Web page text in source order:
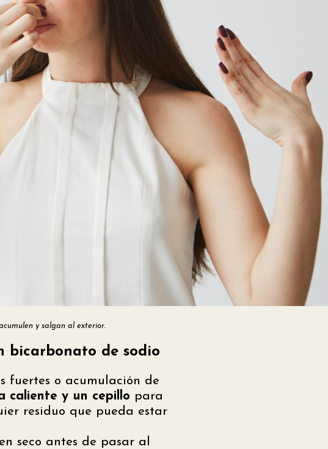
y salgan al exterior.
bicarbonato de sodio
fuertes o acumulación de
caliente y un cepillo para
residuo que pueda estar
seco antes de pasar al